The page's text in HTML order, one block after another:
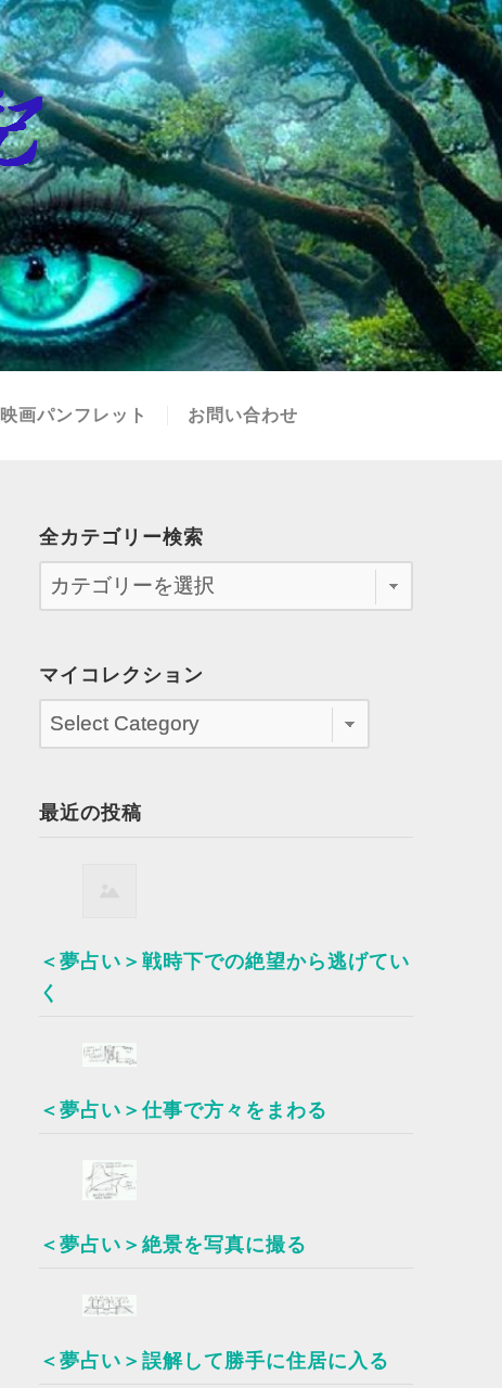
映画パンフレット お問い合わせ
全カテゴリー検索
マイコレクション
最近の投稿
＜夢占い＞戦時下での絶望から逃げてい
く
＜夢占い＞仕事で方々をまわる
＜夢占い＞絶景を写真に撮る
＜夢占い＞誤解して勝手に住居に入る